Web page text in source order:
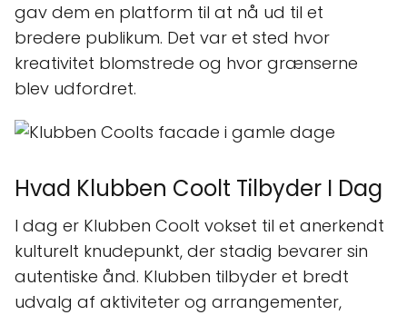
gav dem en platform til at nå ud til et
bredere publikum. Det var et sted hvor
kreativitet blomstrede og hvor grænserne
blev udfordret.
Hvad Klubben Coolt Tilbyder I Dag
I dag er Klubben Coolt vokset til et anerkendt
kulturelt knudepunkt, der stadig bevarer sin
autentiske ånd. Klubben tilbyder et bredt
udvalg af aktiviteter og arrangementer,